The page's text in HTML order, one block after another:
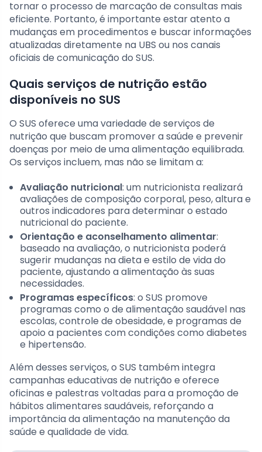
tornar o processo de marcação de consultas mais
eficiente. Portanto, é importante estar atento a
mudanças em procedimentos e buscar informações
atualizadas diretamente na UBS ou nos canais
oficiais de comunicação do SUS.
Quais serviços de nutrição estão
disponíveis no SUS
O SUS oferece uma variedade de serviços de
nutrição que buscam promover a saúde e prevenir
doenças por meio de uma alimentação equilibrada.
Os serviços incluem, mas não se limitam a:
Avaliação nutricional: um nutricionista realizará
avaliações de composição corporal, peso, altura e
outros indicadores para determinar o estado
nutricional do paciente.
Orientação e aconselhamento alimentar:
baseado na avaliação, o nutricionista poderá
sugerir mudanças na dieta e estilo de vida do
paciente, ajustando a alimentação às suas
necessidades.
Programas específicos: o SUS promove
programas como o de alimentação saudável nas
escolas, controle de obesidade, e programas de
apoio a pacientes com condições como diabetes
e hipertensão.
Além desses serviços, o SUS também integra
campanhas educativas de nutrição e oferece
oficinas e palestras voltadas para a promoção de
hábitos alimentares saudáveis, reforçando a
importância da alimentação na manutenção da
saúde e qualidade de vida.